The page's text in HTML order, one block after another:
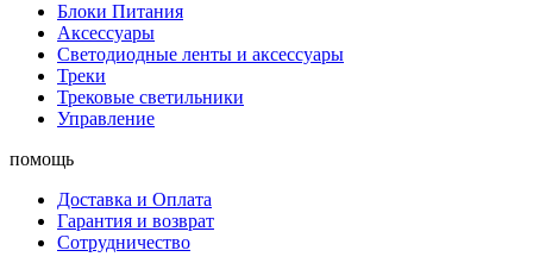
Блоки Питания
Аксессуары
Светодиодные ленты и аксессуары
Треки
Трековые светильники
Управление
помощь
Доставка и Оплата
Гарантия и возврат
Сотрудничество